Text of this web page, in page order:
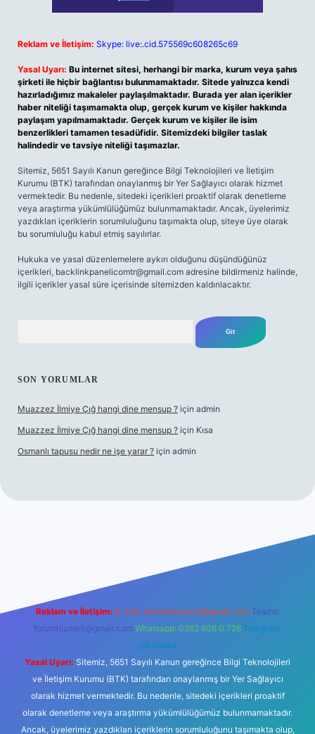
Reklam ve İletişim: Skype: live:.cid.575569c608265c69
Yasal Uyarı: Bu internet sitesi, herhangi bir marka, kurum veya şahıs
şirketi ile hiçbir bağlantısı bulunmamaktadır. Sitede yalnızca kendi
hazırladığımız makaleler paylaşılmaktadır. Burada yer alan içerikler
haber niteliği taşımamakta olup, gerçek kurum ve kişiler hakkında
paylaşım yapılmamaktadır. Gerçek kurum ve kişiler ile isim
benzerlikleri tamamen tesadüfidir. Sitemizdeki bilgiler taslak
halindedir ve tavsiye niteliği taşımazlar.
Sitemiz, 5651 Sayılı Kanun gereğince Bilgi Teknolojileri ve İletişim
Kurumu (BTK) tarafından onaylanmış bir Yer Sağlayıcı olarak hizmet
vermektedir. Bu nedenle, sitedeki içerikleri proaktif olarak denetleme
veya araştırma yükümlülüğümüz bulunmamaktadır. Ancak, üyelerimiz
yazdıkları içeriklerin sorumluluğunu taşımakta olup, siteye üye olarak
bu sorumluluğu kabul etmiş sayılırlar.
Hukuka ve yasal düzenlemelere aykırı olduğunu düşündüğünüz
içerikleri, backlinkpanelicomtr@gmail.com adresine bildirmeniz halinde,
ilgili içerikler yasal süre içerisinde sitemizden kaldırılacaktır.
SON YORUMLAR
Muazzez İlmiye Çığ hangi dine mensup ? için admin
Muazzez İlmiye Çığ hangi dine mensup ? için Kısa
Osmanlı tapusu nedir ne işe yarar ? için admin
m elexbet
Reklam ve İletişim: E-mail: backlinkpaneli@gmail.com Teams:
forumhizmeti@gmail.com Whatsapp: 0262 606 0 726 Telegram:
@karabul
Yasal Uyarı: Sitemiz, 5651 Sayılı Kanun gereğince Bilgi Teknolojileri
ve İletişim Kurumu (BTK) tarafından onaylanmış bir Yer Sağlayıcı
olarak hizmet vermektedir. Bu nedenle, sitedeki içerikleri proaktif
olarak denetleme veya araştırma yükümlülüğümüz bulunmamaktadır.
Ancak, üyelerimiz yazdıkları içeriklerin sorumluluğunu taşımakta olup,